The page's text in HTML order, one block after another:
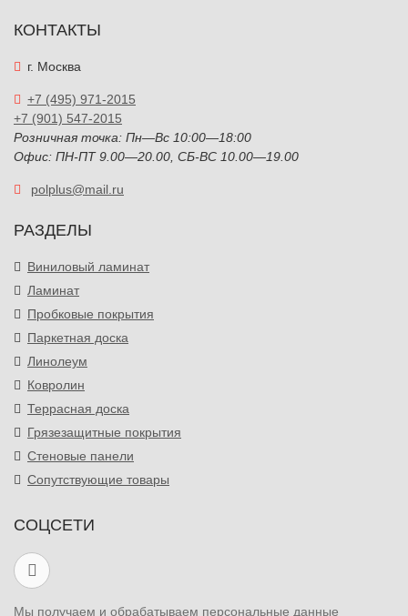
КОНТАКТЫ
г. Москва
+7 (495) 971-2015
+7 (901) 547-2015
Розничная точка: Пн—Вс 10:00—18:00
Офис: ПН-ПТ 9.00—20.00, СБ-ВС 10.00—19.00
polplus@mail.ru
РАЗДЕЛЫ
Виниловый ламинат
Ламинат
Пробковые покрытия
Паркетная доска
Линолеум
Ковролин
Террасная доска
Грязезащитные покрытия
Стеновые панели
Сопутствующие товары
СОЦСЕТИ
Мы получаем и обрабатываем персональные данные